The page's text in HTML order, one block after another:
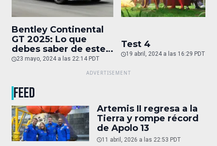
Bentley Continental
GT 2025: Lo que
debes saber de este
auto de superlujo
23 mayo, 2024 a las 22:14 PDT
Test 4
19 abril, 2024 a las 16:29 PDT
FEED
Artemis II regresa a la
Tierra y rompe récord
de Apolo 13
11 abril, 2026 a las 22:53 PDT